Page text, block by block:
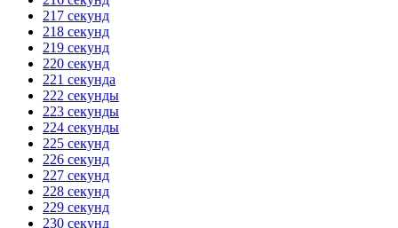
217 секунд
218 секунд
219 секунд
220 секунд
221 секунда
222 секунды
223 секунды
224 секунды
225 секунд
226 секунд
227 секунд
228 секунд
229 секунд
230 секунд